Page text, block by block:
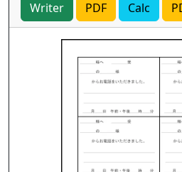
Writer PDF Calc